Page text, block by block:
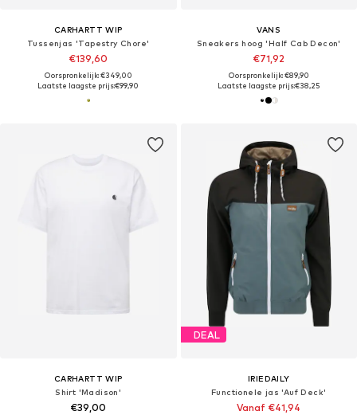
CARHARTT WIP
Tussenjas 'Tapestry Chore'
€139,60
Oorspronkelijk: €349,00
Laatste laagste prijs:€99,90
VANS
Sneakers hoog 'Half Cab Decon'
€71,92
Oorspronkelijk: €89,90
Laatste laagste prijs:€38,25
CARHARTT WIP
Shirt 'Madison'
€39,00
DEAL
IRIEDAILY
Functionele jas 'Auf Deck'
Vanaf €41,94